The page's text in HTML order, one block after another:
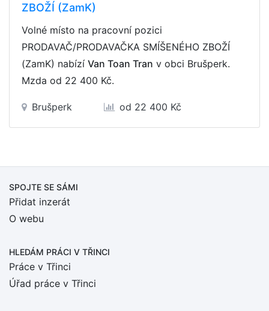
ZBOŽÍ (ZamK)
Volné místo na pracovní pozici
PRODAVAČ/PRODAVAČKA SMÍŠENÉHO ZBOŽÍ
(ZamK) nabízí Van Toan Tran v obci Brušperk.
Mzda od 22 400 Kč.
Brušperk od 22 400 Kč
SPOJTE SE SÁMI
Přidat inzerát
O webu
HLEDÁM PRÁCI V TŘINCI
Práce v Třinci
Úřad práce v Třinci